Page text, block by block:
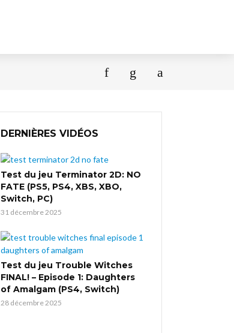
DERNIÈRES VIDÉOS
Test du jeu Terminator 2D: NO
FATE (PS5, PS4, XBS, XBO,
Switch, PC)
31 décembre 2025
Test du jeu Trouble Witches
FINAL! – Episode 1: Daughters
of Amalgam (PS4, Switch)
28 décembre 2025